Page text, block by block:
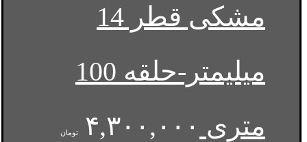
مشکی قطر 14
میلیمتر-حلقه 100
متری ۴,۳۰۰,۰۰۰ تومان